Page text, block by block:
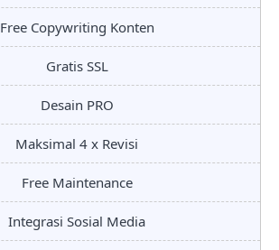
Free Copywriting Konten
Gratis SSL
Desain PRO
Maksimal 4 x Revisi
Free Maintenance
Integrasi Sosial Media